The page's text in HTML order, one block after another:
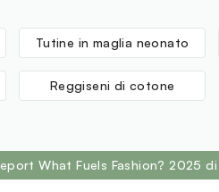
Tutine in maglia neonato
Reggiseni di cotone
What Fuels Fashion? 2025 di